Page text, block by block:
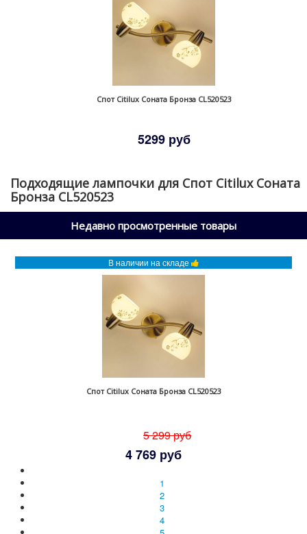
Спот Citilux Соната Бронза CL520523
5299 руб
Подходящие лампочки для Спот Citilux Соната
Бронза CL520523
Недавно просмотренные товары
В наличии на складе
Спот Citilux Соната Бронза CL520523
5 299 руб
4 769 руб
1
2
3
4